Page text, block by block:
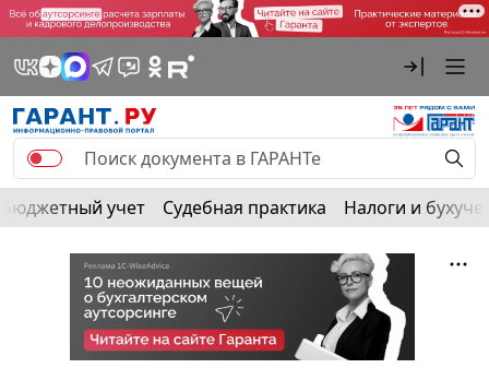
Бюджетный учет Судебная практика Налоги и